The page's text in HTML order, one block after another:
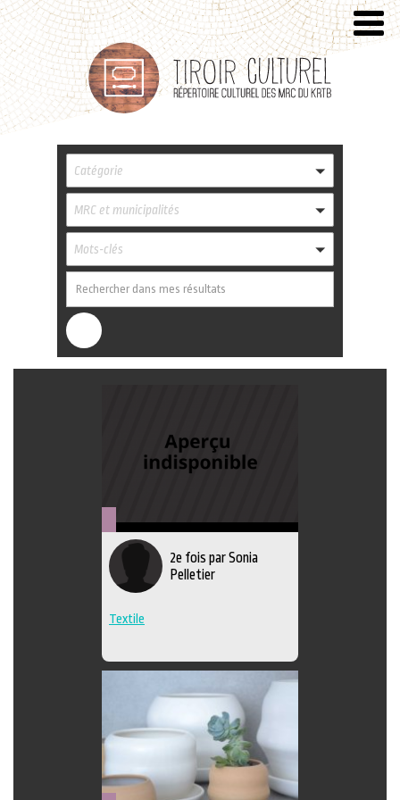
Catégorie
MRC et municipalités
Mots-clés
Métiers
d'art
2e fois par Sonia
Pelletier
Textile